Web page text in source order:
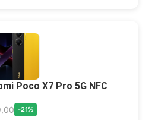
Poco X7 Pro 5G NFC
-21%